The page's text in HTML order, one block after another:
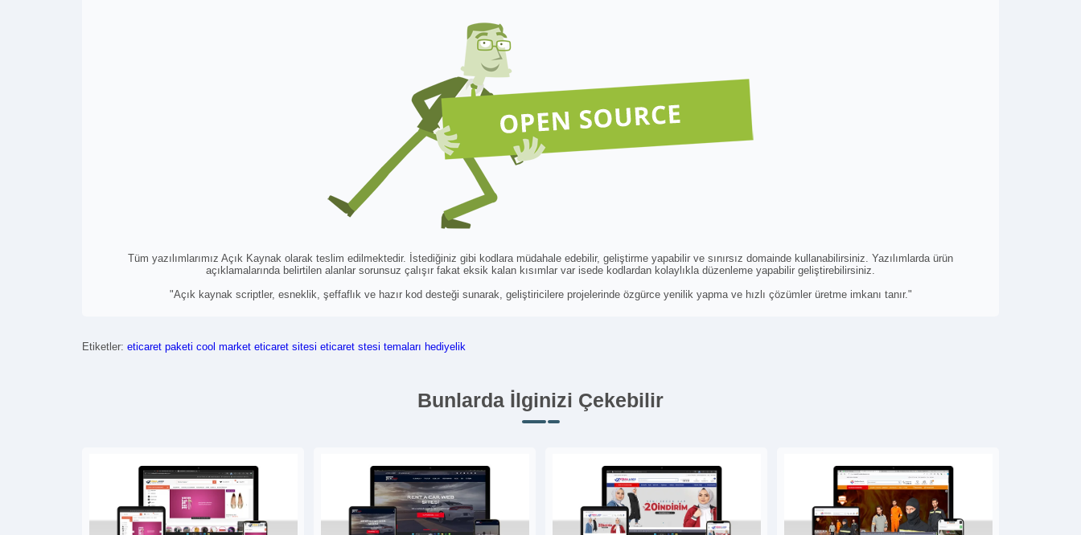
Tüm yazılımlarımız Açık Kaynak olarak teslim edilmektedir. İstediğiniz gibi kodlara müdahale edebilir, geliştirme yapabilir ve sınırsız domainde kullanabilirsiniz. Yazılımlarda ürün
açıklamalarında belirtilen alanlar sorunsuz çalışır fakat eksik kalan kısımlar var isede kodlardan kolaylıkla düzenleme yapabilir geliştirebilirsiniz.
"Açık kaynak scriptler, esneklik, şeffaflık ve hazır kod desteği sunarak, geliştiricilere projelerinde özgürce yenilik yapma ve hızlı çözümler üretme imkanı tanır."
Etiketler: eticaret paketi cool market eticaret sitesi eticaret stesi temaları hediyelik
Bunlarda İlginizi Çekebilir